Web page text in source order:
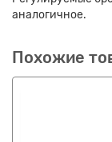
аналогичное.
Похожие